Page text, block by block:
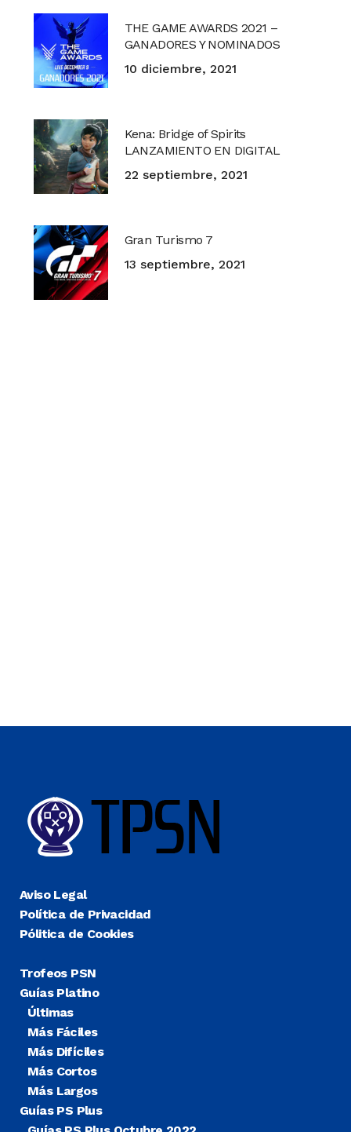
THE GAME AWARDS 2021 –
GANADORES Y NOMINADOS
10 diciembre, 2021
Kena: Bridge of Spirits
LANZAMIENTO EN DIGITAL
22 septiembre, 2021
Gran Turismo 7
13 septiembre, 2021
Aviso Legal
Política de Privacidad
Pólitica de Cookies
Trofeos PSN
Guías Platino
Últimas
Más Fáciles
Más Difíciles
Más Cortos
Más Largos
Guías PS Plus